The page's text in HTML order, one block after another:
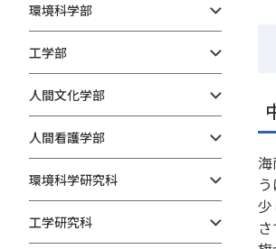
環境科学部
工学部
人間文化学部
人間看護学部
環境科学研究科
工学研究科
少